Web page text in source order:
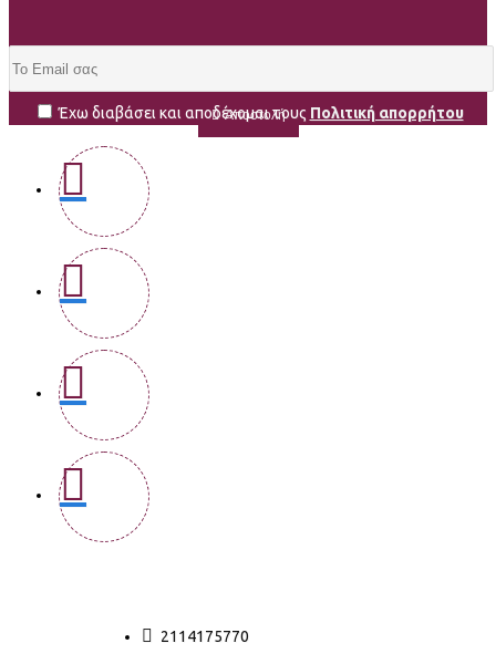
Αποστολή
Έχω διαβάσει και αποδέχομαι τους Πολιτική απορρήτου
2114175770